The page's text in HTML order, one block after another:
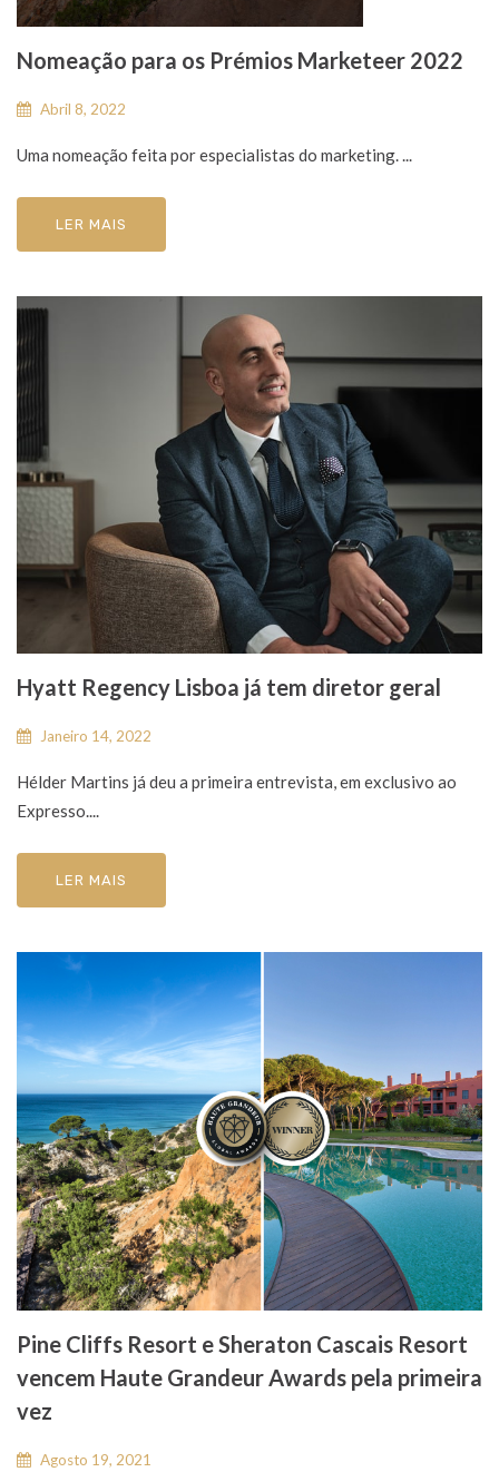
Nomeação para os Prémios Marketeer 2022
Abril 8, 2022
Uma nomeação feita por especialistas do marketing. ...
LER MAIS
Hyatt Regency Lisboa já tem diretor geral
Janeiro 14, 2022
Hélder Martins já deu a primeira entrevista, em exclusivo ao
Expresso....
LER MAIS
Pine Cliffs Resort e Sheraton Cascais Resort
vencem Haute Grandeur Awards pela primeira
vez
Agosto 19, 2021